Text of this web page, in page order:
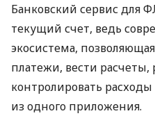
Банковский сервис для
текущий счет, ведь
экосистема,
платежи, вести расчеты,
контролировать
из одного приложения.